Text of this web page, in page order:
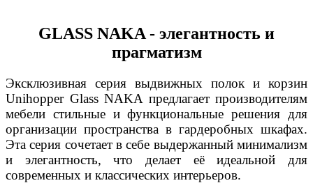
GLASS NAKA - элегантность и
прагматизм
Эксклюзивная серия выдвижных полок и корзин
Unihopper Glass NAKA предлагает производителям
мебели стильные и функциональные решения для
организации пространства в гардеробных шкафах.
Эта серия сочетает в себе выдержанный минимализм
и элегантность, что делает её идеальной для
современных и классических интерьеров.